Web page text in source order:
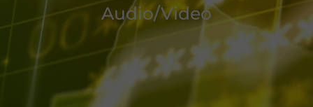
Audio/Video